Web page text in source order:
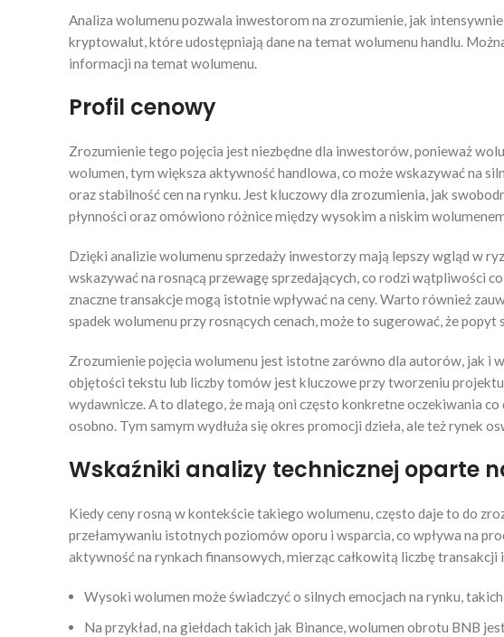
Analiza wolumenu pozwala inwestorom na zrozumienie, jak
kryptowalut, które udostępniają dane na temat wolumenu handlu.
informacji na temat wolumenu.
Profil cenowy
Zrozumienie tego pojęcia jest niezbędne dla inwestorów, ponieważ
wolumen, tym większa aktywność handlowa, co może wskazywać na
oraz stabilność cen na rynku. Jest kluczowy dla zrozumienia, jak
płynności oraz omówiono różnice między wysokim a niskim
Dzięki analizie wolumenu sprzedaży inwestorzy mają lepszy wgląd w
wskazywać na rosnącą przewagę sprzedających, co rodzi wątpliwości
znaczne transakcje mogą istotnie wpływać na ceny. Warto również
spadek wolumenu przy rosnących cenach, może to sugerować, że
Zrozumienie pojęcia wolumenu jest istotne zarówno dla autorów, jak i
objętości tekstu lub liczby tomów jest kluczowe przy tworzeniu
wydawnicze. A to dlatego, że mają oni często konkretne oczekiwania
osobno. Tym samym wydłuża się okres promocji dzieła, ale też rynek
Wskaźniki analizy technicznej oparte
Kiedy ceny rosną w kontekście takiego wolumenu, często daje to do
przełamywaniu istotnych poziomów oporu i wsparcia, co wpływa na
aktywność na rynkach finansowych, mierząc całkowitą liczbę
Wysoki wolumen może świadczyć o silnych emocjach na rynku,
Na przykład, na giełdach takich jak Binance, wolumen obrotu BNB